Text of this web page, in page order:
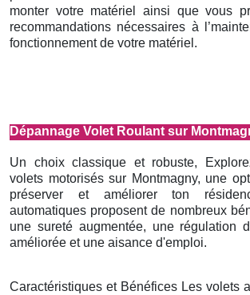
monter votre matériel ainsi que vous
recommandations nécessaires à
fonctionnement de votre matériel.
Dépannage Volet Roulant sur
Un choix classique et robuste,
volets motorisés sur Montmagny, une
préserver et améliorer ton
automatiques proposent de nombreux
une sureté augmentée, une régulation
améliorée et une aisance d'emploi.
Caractéristiques et Bénéfices Les volets